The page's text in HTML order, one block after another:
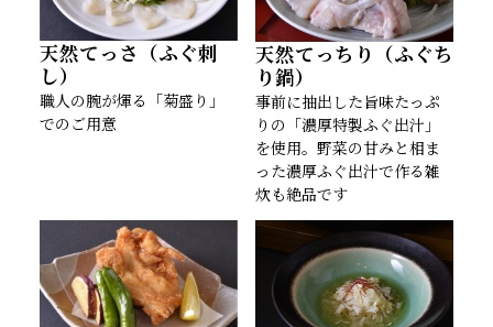
天然てっさ（ふぐ刺
し）
職人の腕が煇る「菊盛り」
でのご用意
天然てっちり（ふぐち
り鍋）
事前に抽出した旨味たっぷ
りの「濃厚特製ふぐ出汁」
を使用。野菜の甘みと相ま
った濃厚ふぐ出汁で作る雑
炊も絶品です